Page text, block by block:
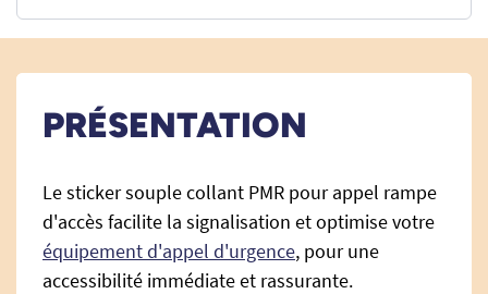
PRÉSENTATION
Le sticker souple collant PMR pour appel rampe
d'accès facilite la signalisation et optimise votre
équipement d'appel d'urgence, pour une
accessibilité immédiate et rassurante.